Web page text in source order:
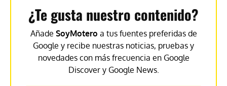
¿Te gusta nuestro contenido?
Añade SoyMotero a tus fuentes preferidas de
Google y recibe nuestras noticias, pruebas y
novedades con más frecuencia en Google
Discover y Google News.